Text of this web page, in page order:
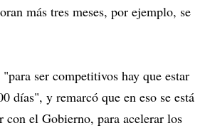
más tres meses, por ejemplo, se
ser competitivos hay que estar
días", y remarcó que en eso se está
con el Gobierno, para acelerar los